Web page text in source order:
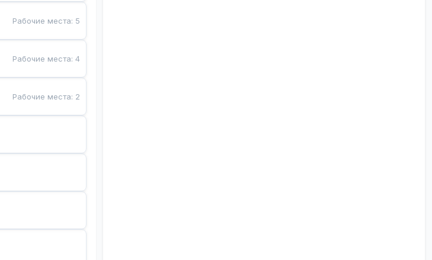
Рабочие места: 5
Рабочие места:4
Рабочие места: 2